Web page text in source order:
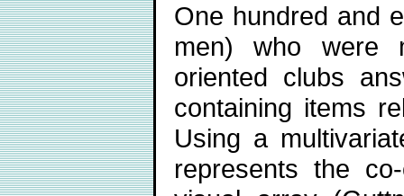
One hundred and
men) who were
oriented clubs
containing items
Using a
represents the